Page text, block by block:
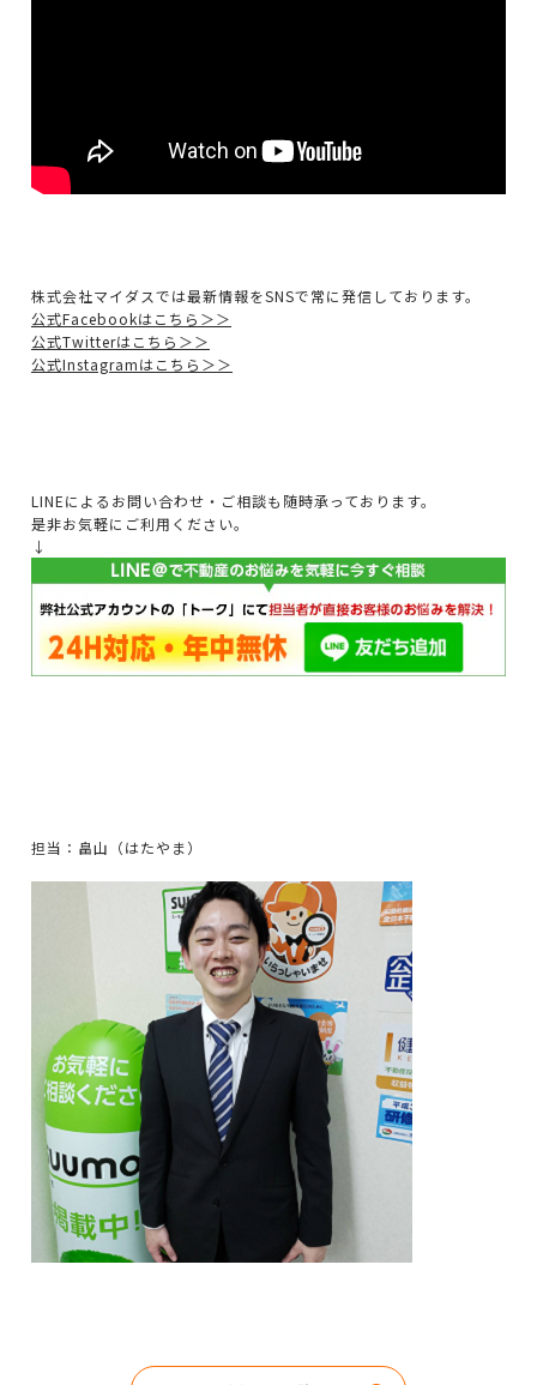
株式会社マイダスでは最新情報をSNSで常に発信しております。
公式Facebookはこちら＞＞
公式Twitterはこちら＞＞
公式Instagramはこちら＞＞
LINEによるお問い合わせ・ご相談も随時承っております。
是非お気軽にご利用ください。
↓
担当：畠山（はたやま）